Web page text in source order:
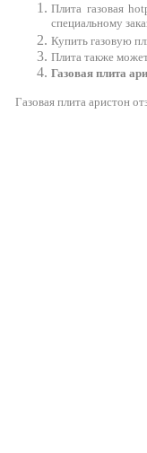
Плита газовая
специальному
Купить газовую
Плита также
Газовая плита
Газовая плита аристон